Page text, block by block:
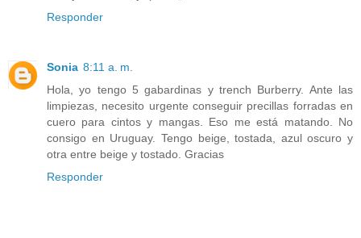
Responder
Sonia 8:11 a. m.
Hola, yo tengo 5 gabardinas y trench Burberry. Ante las
limpiezas, necesito urgente conseguir precillas forradas en
cuero para cintos y mangas. Eso me está matando. No
consigo en Uruguay. Tengo beige, tostada, azul oscuro y
otra entre beige y tostado. Gracias
Responder